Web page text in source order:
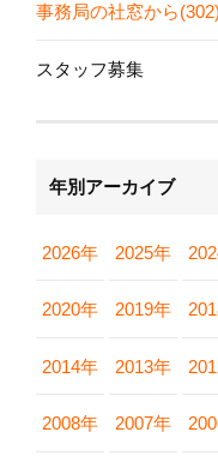
事務局の社窓から(302)
スタッフ募集
年別アーカイブ
2026年 2025年
2020年 2019年
2014年 2013年
2008年 2007年